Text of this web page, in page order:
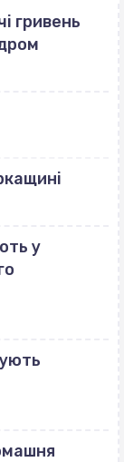
гривень
у